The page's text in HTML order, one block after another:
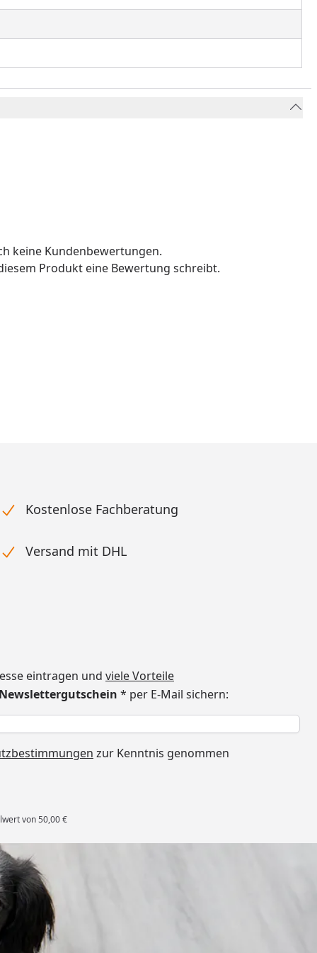
keine Kundenbewertungen.
Produkt eine Bewertung schreibt.
Kostenlose Fachberatung
Versand mit DHL
eintragen und viele Vorteile
* per E-Mail sichern:
zur Kenntnis genommen
von 50,00 €